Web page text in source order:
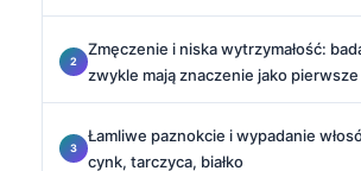
Zmęczenie i niska wytrzymałość:
zwykle mają znaczenie jako pierwsze
Łamliwe paznokcie i wypadanie
cynk, tarczyca, białko